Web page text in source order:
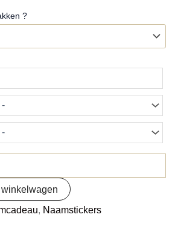
?
Naamstickers